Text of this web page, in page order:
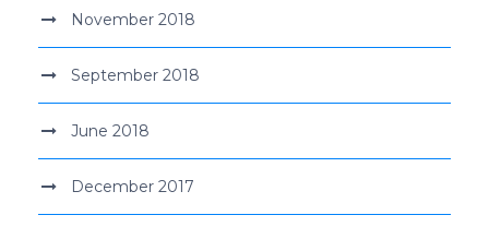
November 2018
September 2018
June 2018
December 2017